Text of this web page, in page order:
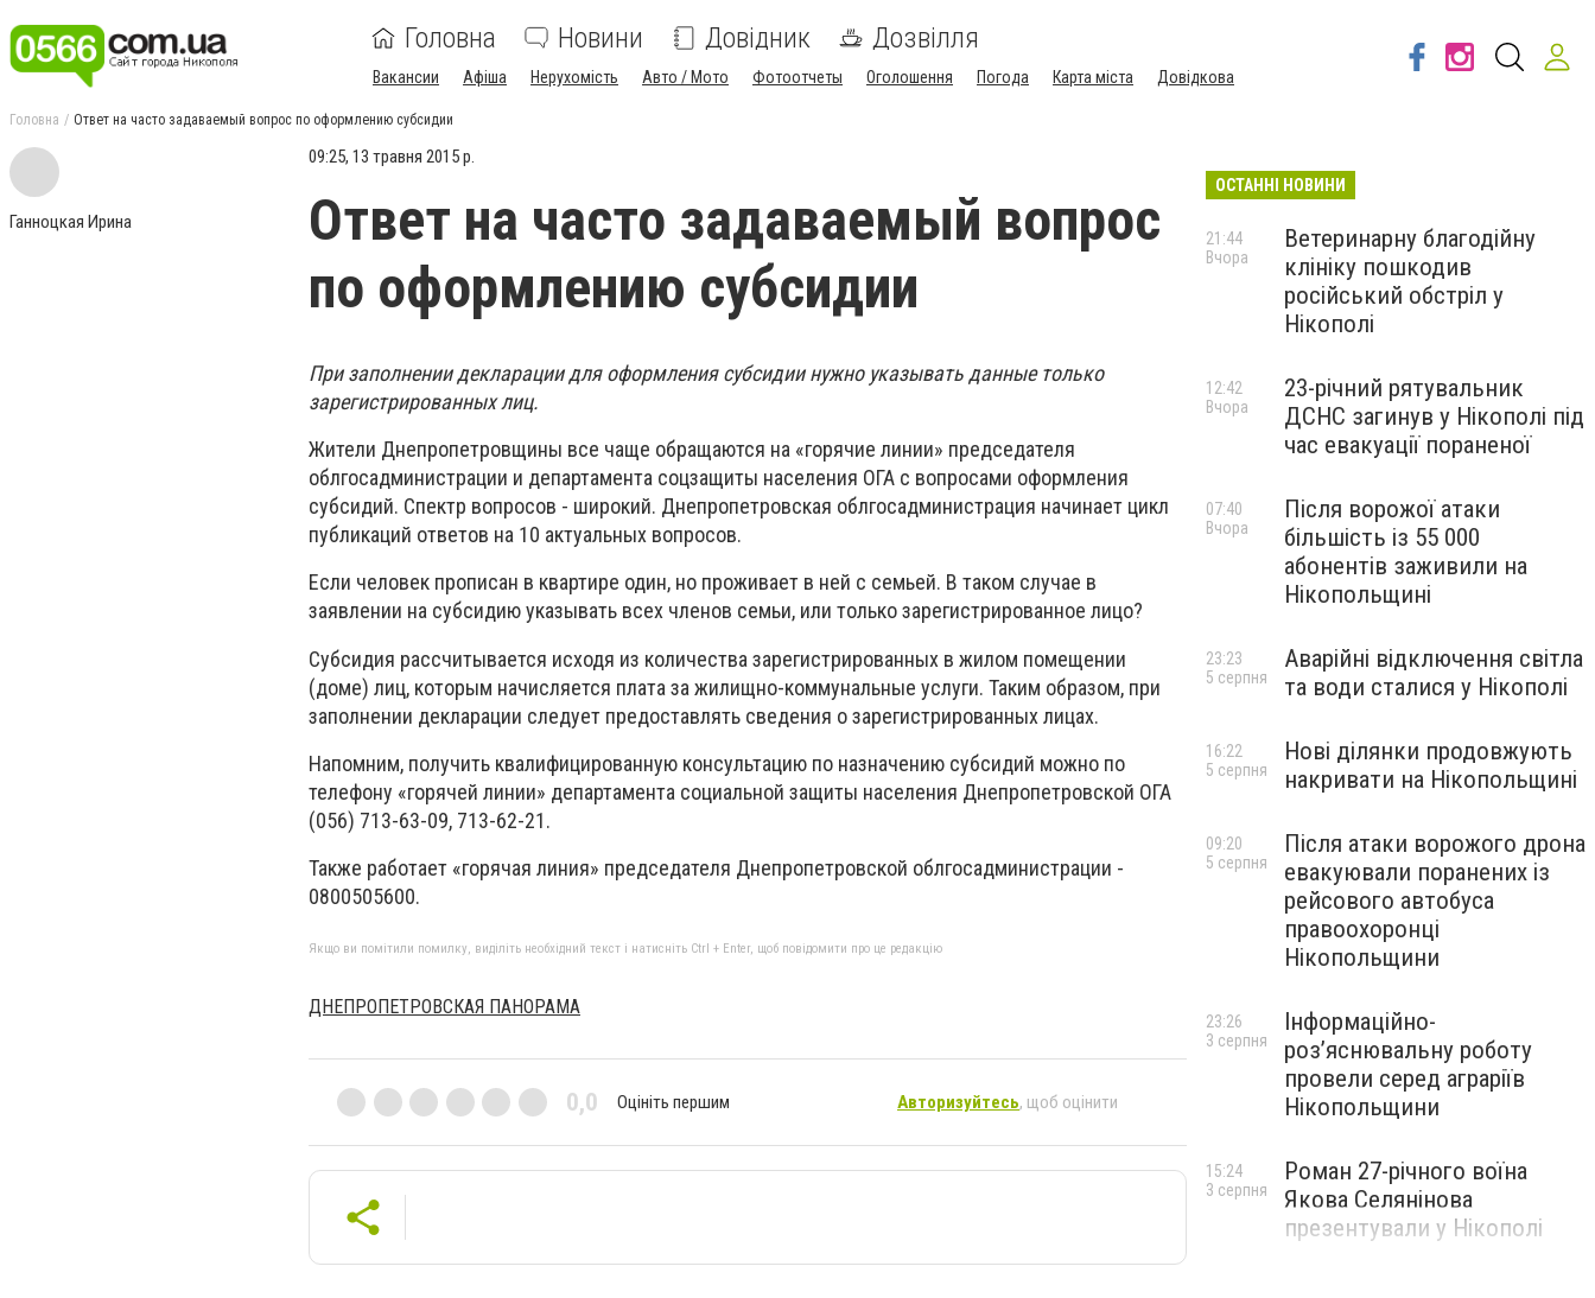
Головна Новини Довідник Дозвілля
Вакансии Афіша Нерухомість Авто / Мото Фотоотчеты Оголошення Погода Карта міста Довідкова
Головна Ответ на часто задаваемый вопрос по оформлению субсидии
Ганноцкая Ирина
09:25, 13 травня 2015 р.
Ответ на часто задаваемый вопрос
по оформлению субсидии
При заполнении декларации для оформления субсидии нужно указывать данные только
зарегистрированных лиц.
Жители Днепропетровщины все чаще обращаются на «горячие линии» председателя
облгосадминистрации и департамента соцзащиты населения ОГА с вопросами оформления
субсидий. Спектр вопросов - широкий. Днепропетровская облгосадминистрация начинает цикл
публикаций ответов на 10 актуальных вопросов.
Если человек прописан в квартире один, но проживает в ней с семьей. В таком случае в
заявлении на субсидию указывать всех членов семьи, или только зарегистрированное лицо?
Субсидия рассчитывается исходя из количества зарегистрированных в жилом помещении
(доме) лиц, которым начисляется плата за жилищно-коммунальные услуги. Таким образом, при
заполнении декларации следует предоставлять сведения о зарегистрированных лицах.
Напомним, получить квалифицированную консультацию по назначению субсидий можно по
телефону «горячей линии» департамента социальной защиты населения Днепропетровской ОГА
(056) 713-63-09, 713-62-21.
Также работает «горячая линия» председателя Днепропетровской облгосадминистрации -
0800505600.
Якщо ви помітили помилку, виділіть необхідний текст і натисніть Ctrl + Enter, щоб повідомити про це редакцію
ДНЕПРОПЕТРОВСКАЯ ПАНОРАМА
0,0 Оцініть першим Авторизуйтесь, щоб оцінити
ОСТАННІ НОВИНИ
Ветеринарну благодійну
клініку пошкодив
російський обстріл у
Нікополі
21:44
Вчора
23-річний рятувальник
ДСНС загинув у Нікополі під
час евакуації пораненої
12:42
Вчора
Після ворожої атаки
більшість із 55 000
абонентів заживили на
Нікопольщині
07:40
Вчора
Аварійні відключення світла
та води сталися у Нікополі
23:23
5 серпня
Нові ділянки продовжують
накривати на Нікопольщині
16:22
5 серпня
Після атаки ворожого дрона
евакуювали поранених із
рейсового автобуса
правоохоронці
Нікопольщини
09:20
5 серпня
Інформаційно-
роз’яснювальну роботу
провели серед аграріїв
Нікопольщини
23:26
3 серпня
Роман 27-річного воїна
Якова Селянінова
презентували у Нікополі
15:24
3 серпня